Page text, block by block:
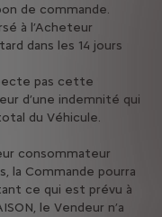
de commande.
à l’Acheteur
dans les 14 jours
pas cette
d’une indemnité qui
du Véhicule.
consommateur
la Commande pourra
ce qui est prévu à
le Vendeur n’a